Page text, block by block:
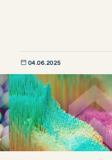
04.06.2025
DÉCOUVRIR MAINTENANT